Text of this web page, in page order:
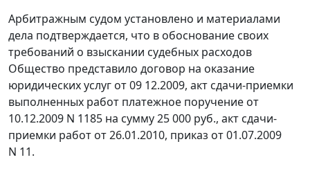
Арбитражным судом установлено и материалами
дела подтверждается, что в обоснование своих
требований о взыскании судебных расходов
Общество представило договор на оказание
юридических услуг от 09 12.2009, акт сдачи-приемки
выполненных работ платежное поручение от
10.12.2009 N 1185 на сумму 25 000 руб., акт сдачи-
приемки работ от 26.01.2010, приказ от 01.07.2009
N 11.